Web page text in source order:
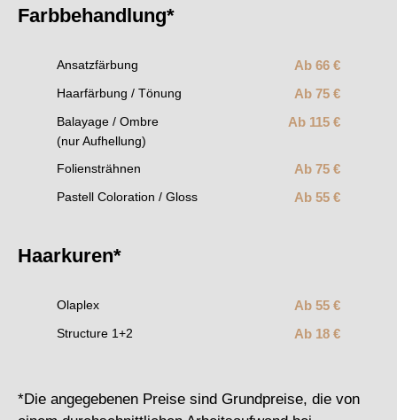
Farbbehandlung*
Ansatzfärbung Ab 66 €
Haarfärbung / Tönung Ab 75 €
Balayage / Ombre Ab 115 €
(nur Aufhellung)
Foliensträhnen
Ab 75 €
Pastell Coloration / Gloss Ab 55 €
Haarkuren*
Olaplex Ab 55 €
Structure 1+2 Ab 18 €
*Die angegebenen Preise sind Grundpreise, die von